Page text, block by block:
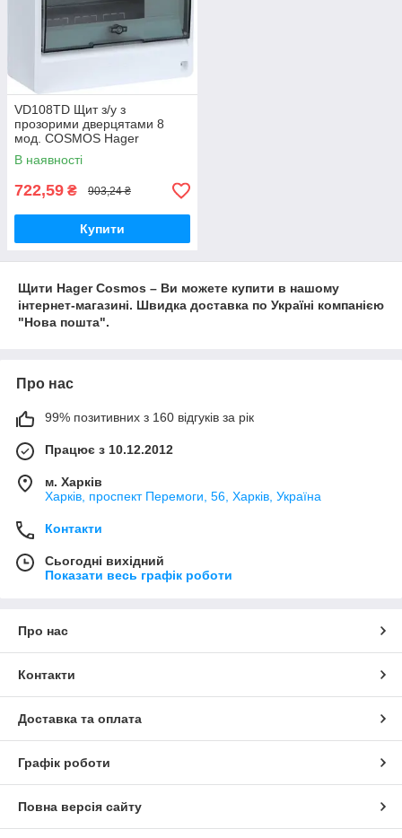
VD108TD Щит з/у з
прозорими дверцятами 8
мод. COSMOS Hager
В наявності
722,59 ₴ 903,24 ₴
Купити
Щити Hager Cosmos – Ви можете купити в нашому
інтернет-магазині. Швидка доставка по Україні компанією
"Нова пошта".
Про нас
99% позитивних з 160 відгуків за рік
Працює з 10.12.2012
м. Харків
Харків, проспект Перемоги, 56, Харків, Україна
Контакти
Сьогодні вихідний
Показати весь графік роботи
Про нас
Контакти
Доставка та оплата
Графік роботи
Повна версія сайту